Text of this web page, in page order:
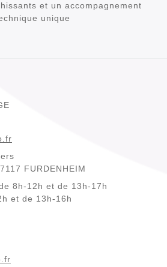
et un accompagnement
unique
FURDENHEIM
8h-12h et de 13h-17h
et de 13h-16h